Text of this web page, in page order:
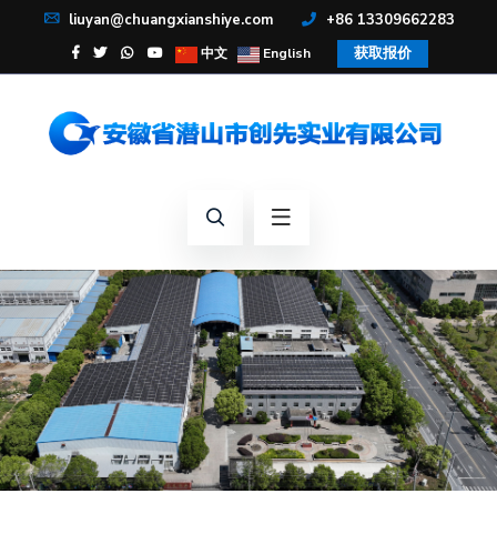
liuyan@chuangxianshiye.com +86 13309662283
中文 English 获取报价